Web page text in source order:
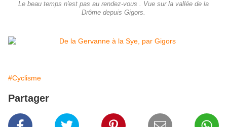
Le beau temps n'est pas au rendez-vous . Vue sur la vallée de la
Drôme depuis Gigors.
#Cyclisme
Partager